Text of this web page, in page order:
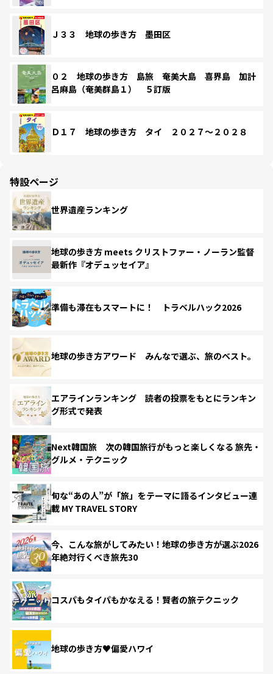
Ｊ３３ 地球の歩き方 墨田区
０２ 地球の歩き方 島旅 奄美大島 喜界島 加計
呂麻島（奄美群島１） ５訂版
Ｄ１７ 地球の歩き方 タイ ２０２７～２０２８
特設ページ
世界遺産ランキング
地球の歩き方 meets クリストファー・ノーラン監督
最新作『オデュッセイア』
準備も滞在もスマートに！ トラベルハック2026
地球の歩き方アワード みんなで選ぶ、旅のベスト。
エアラインランキング 読者の投票をもとにランキン
グ形式で発表
Next韓国旅 次の韓国旅行がもっと楽しくなる 旅先・
グルメ・テクニック
旬な“あの人”が「旅」をテーマに語るインタビュー連
載 MY TRAVEL STORY
今、こんな旅がしてみたい！地球の歩き方が選ぶ2026
年絶対行くべき旅先30
コスパもタイパもかなえる！賢者の旅テクニック
地球の歩き方♥偏愛ハワイ